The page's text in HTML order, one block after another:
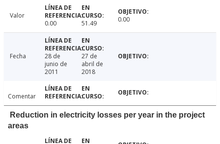
Valor
0.00
51.49 0.00
Fecha
28 de
junio de
2011
27 de
abril de
2018
Comentar
Reduction in electricity losses per year in the project
areas